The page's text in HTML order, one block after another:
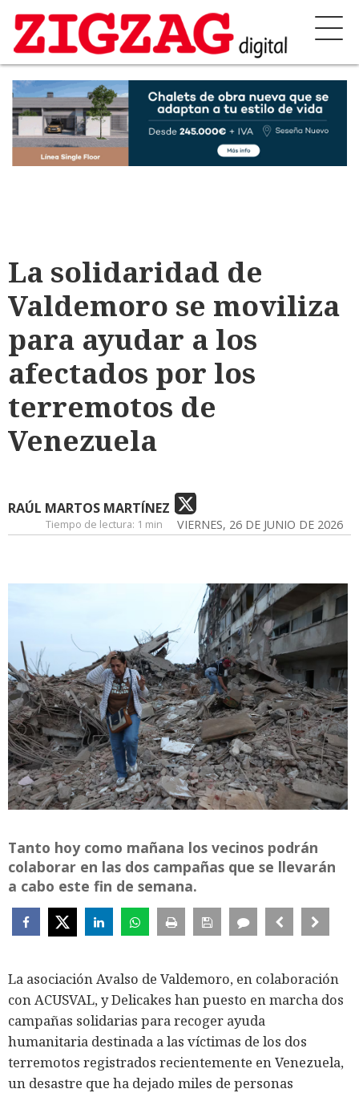
La solidaridad de
Valdemoro se moviliza
para ayudar a los
afectados por los
terremotos de
Venezuela
RAÚL MARTOS MARTÍNEZ
VIERNES, 26 DE JUNIO DE 2026
Tiempo de lectura: 1 min
Tanto hoy como mañana los vecinos podrán
colaborar en las dos campañas que se llevarán
a cabo este fin de semana.
La asociación Avalso de Valdemoro, en colaboración
con ACUSVAL, y Delicakes han puesto en marcha dos
campañas solidarias para recoger ayuda
humanitaria destinada a las víctimas de los dos
terremotos registrados recientemente en Venezuela,
un desastre que ha dejado miles de personas